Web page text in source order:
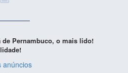
Pernambuco, o mais lido!
anúncios